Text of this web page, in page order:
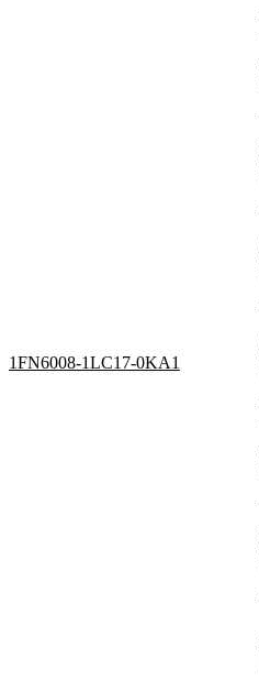
1FN6008-1LC17-0KA1